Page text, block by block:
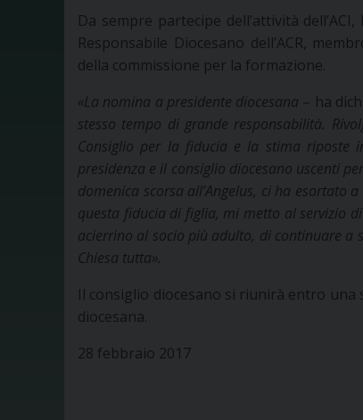
Da sempre partecipe dell’attività
Responsabile Diocesano dell’ACR,
della commissione per la formazione.
«La nomina a presidente diocesana – ha
stesso tempo di grande responsabilità.
Consiglio per la fiducia e la stima riposte
presidenza e il consiglio diocesano uscenti
domenica scorsa all’Angelus, ci ha esortato
questa fiducia di figlia, mi metto al servizio
acierrino al socio più adulto, di continuare a
Chiesa tutta».
Il consiglio diocesano si riunirà entro
diocesana.
28 febbraio 2017